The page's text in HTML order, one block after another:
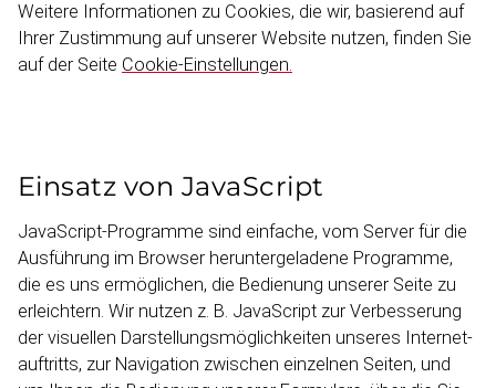
Weitere Informa­tionen zu Cookies, die wir, basierend auf
Ihrer Zustimmung auf unserer Website nutzen, finden Sie
auf der Seite Cookie-​Einstellungen.
Einsatz von Java­Script
JavaScript-​Programme sind einfache, vom Server für die
Ausführung im Browser herunter­ge­ladene Programme,
die es uns ermöglichen, die Bedienung unserer Seite zu
erleichtern. Wir nutzen z. B. JavaScript zur Verbes­serung
der visuellen Darstel­lungs­mög­lich­keiten unseres Internet­
auf­tritts, zur Navigation zwischen einzelnen Seiten, und